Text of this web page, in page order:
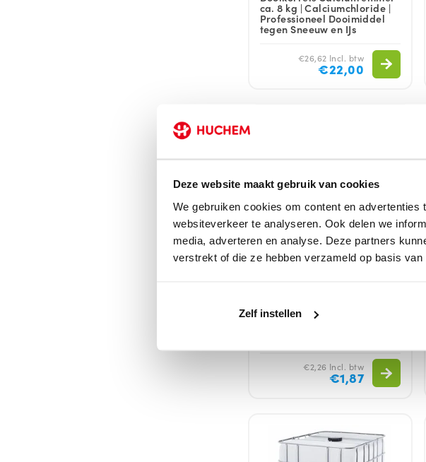
Deze website maakt gebruik van cookies
We gebruiken cookies om content en
websiteverkeer te analyseren. Ook delen we
media, adverteren en analyse. Deze partners
verstrekt of die ze hebben verzameld op basis
Zelf instellen
ca. 8 kg | Calciumchloride |
Professioneel Dooimiddel
tegen Sneeuw en IJs
€26,62 Incl. btw
€22,00
Zonder Krabben |
Ruitenontdooier Spray |
€2,26 Incl. btw
€1,87